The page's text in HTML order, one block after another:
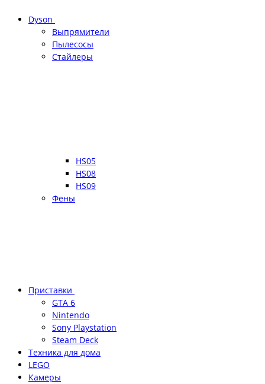
Dyson
Выпрямители
Пылесосы
Стайлеры
HS05
HS08
HS09
Фены
Приставки
GTA 6
Nintendo
Sony Playstation
Steam Deck
Техника для дома
LEGO
Камеры